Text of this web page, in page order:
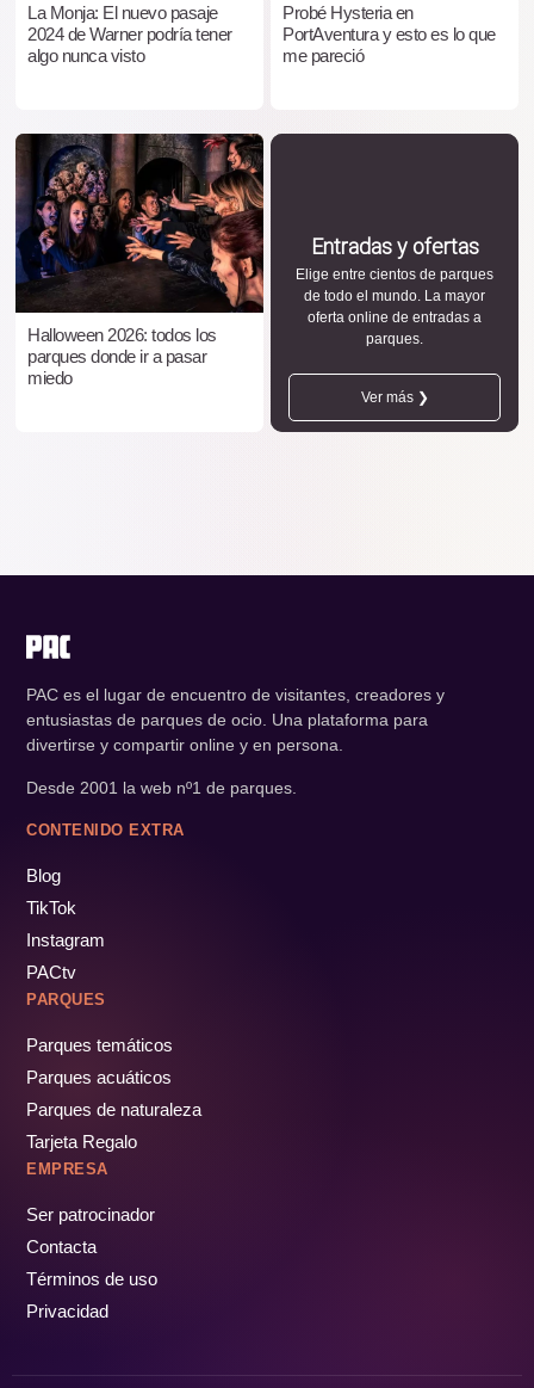
La Monja: El nuevo pasaje
2024 de Warner podría tener
algo nunca visto
Probé Hysteria en
PortAventura y esto es lo que
me pareció
Halloween 2026: todos los
parques donde ir a pasar
miedo
Entradas y ofertas
Elige entre cientos de parques
de todo el mundo. La mayor
oferta online de entradas a
parques.
Ver más ❯
PAC es el lugar de encuentro de visitantes, creadores y
entusiastas de parques de ocio. Una plataforma para
divertirse y compartir online y en persona.
Desde 2001 la web nº1 de parques.
CONTENIDO EXTRA
Blog
TikTok
Instagram
PACtv
PARQUES
Parques temáticos
Parques acuáticos
Parques de naturaleza
Tarjeta Regalo
EMPRESA
Ser patrocinador
Contacta
Términos de uso
Privacidad